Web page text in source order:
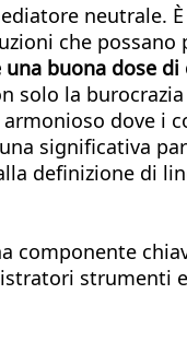
neutrale.
che possano
buona dose di
solo la
dove i
significativa
definizione di
componente
strumenti